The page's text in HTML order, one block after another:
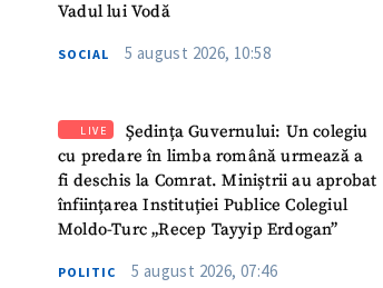
Vadul lui Vodă
SOCIAL 5 august 2026, 10:58
LIVE
Ședința Guvernului: Un colegiu
cu predare în limba română urmează a
fi deschis la Comrat. Miniștrii au aprobat
înființarea Instituției Publice Colegiul
Moldo-Turc „Recep Tayyip Erdogan”
POLITIC 5 august 2026, 07:46